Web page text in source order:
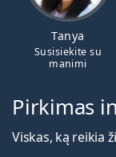
Tanya
Susisiekite su
manimi
Pirkimas
Viskas, ką reikia